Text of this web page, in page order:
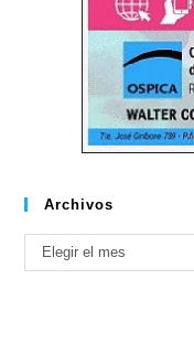
Archivos
Archivos
Elegir el mes